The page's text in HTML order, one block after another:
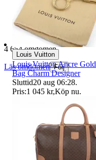
4 654 omdömen
Läs omdömen Följ
Louis Vuitton
Louis Vuitton Ancre
Bag Charm Designer
Sluttid20 aug 06:28.
Pris:1 045 kr,Köp nu.